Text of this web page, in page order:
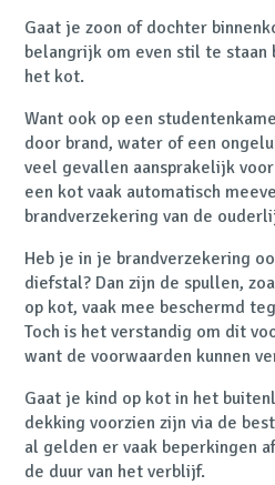
Gaat je zoon of dochter
belangrijk om even stil te staan
het kot.
Want ook op een
door brand, water of een
veel gevallen aansprakelijk
een kot vaak automatisch
brandverzekering van de
Heb je in je brandverzekering
diefstal? Dan zijn de spullen,
op kot, vaak mee beschermd
Toch is het verstandig om dit
want de voorwaarden kunnen
Gaat je kind op kot in het
dekking voorzien zijn via de
al gelden er vaak beperkingen
de duur van het verblijf.